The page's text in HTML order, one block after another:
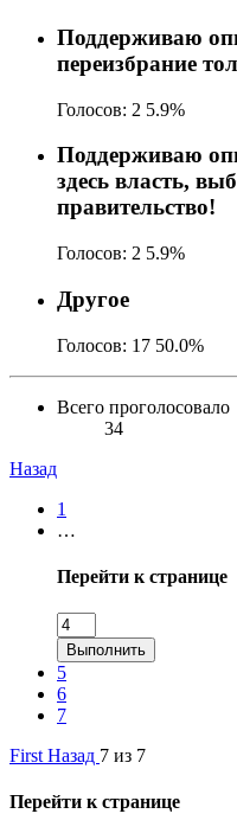
Поддерживаю
переизбрание
Голосов: 2 5.9%
Поддерживаю
здесь власть,
правительство!
Голосов: 2 5.9%
Другое
Голосов: 17 50.0%
Всего проголосовало
34
Назад
1
…
Перейти к странице
Выполнить
5
6
7
First Назад 7 из 7
Перейти к странице